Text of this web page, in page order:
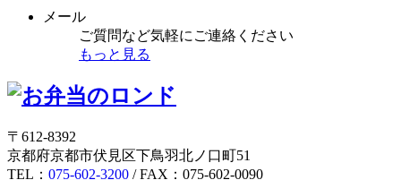
メール
ご質問など気軽にご連絡ください
もっと見る
〒612-8392
京都府京都市伏見区下鳥羽北ノ口町51
TEL： 075-602-3200 / FAX：075-602-0090